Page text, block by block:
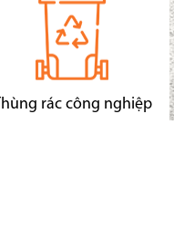
rác công nghiệp